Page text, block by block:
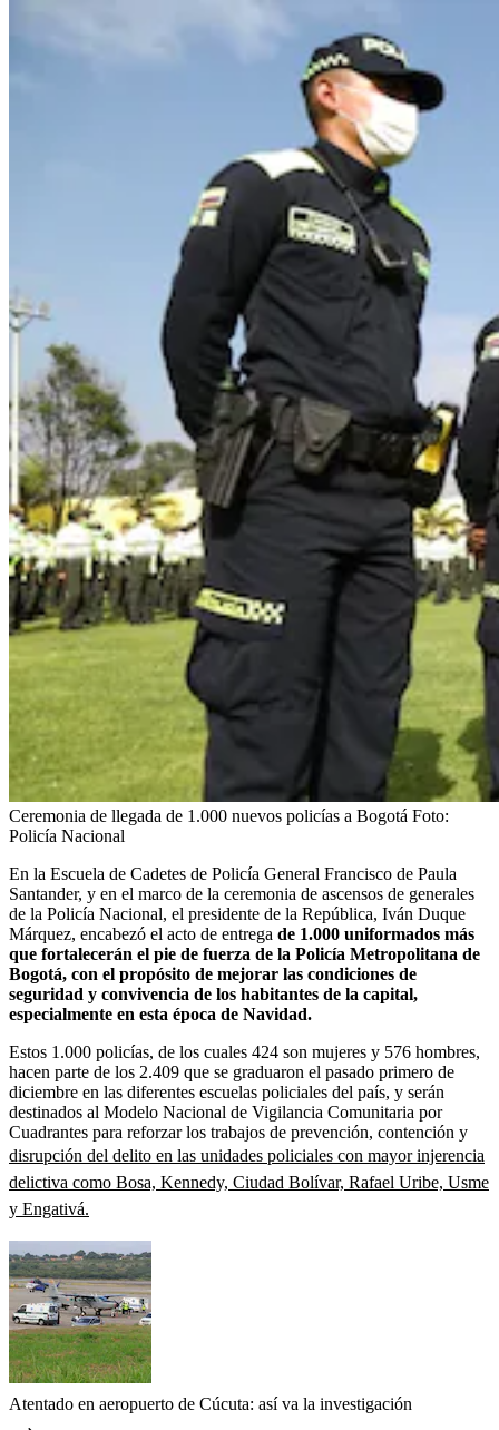
Ceremonia de llegada de 1.000 nuevos policías a Bogotá Foto:
Policía Nacional
En la Escuela de Cadetes de Policía General Francisco de Paula
Santander, y en el marco de la ceremonia de ascensos de generales
de la Policía Nacional, el presidente de la República, Iván Duque
Márquez, encabezó el acto de entrega de 1.000 uniformados más
que fortalecerán el pie de fuerza de la Policía Metropolitana de
Bogotá, con el propósito de mejorar las condiciones de
seguridad y convivencia de los habitantes de la capital,
especialmente en esta época de Navidad.
Estos 1.000 policías, de los cuales 424 son mujeres y 576 hombres,
hacen parte de los 2.409 que se graduaron el pasado primero de
diciembre en las diferentes escuelas policiales del país, y serán
destinados al Modelo Nacional de Vigilancia Comunitaria por
Cuadrantes para reforzar los trabajos de prevención, contención y
disrupción del delito en las unidades policiales con mayor injerencia
delictiva como Bosa, Kennedy, Ciudad Bolívar, Rafael Uribe, Usme
y Engativá.
Atentado en aeropuerto de Cúcuta: así va la investigación